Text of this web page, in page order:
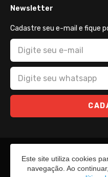
Newsletter
Cadastre seu e-mail e fique
Este site utiliza cookies
navegação. Ao